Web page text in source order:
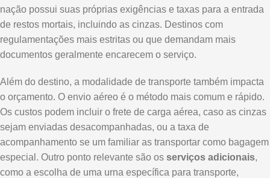
nação possui suas próprias exigências e taxas para a entrada
de restos mortais, incluindo as cinzas. Destinos com
regulamentações mais estritas ou que demandam mais
documentos geralmente encarecem o serviço.
Além do destino, a modalidade de transporte também impacta
o orçamento. O envio aéreo é o método mais comum e rápido.
Os custos podem incluir o frete de carga aérea, caso as cinzas
sejam enviadas desacompanhadas, ou a taxa de
acompanhamento se um familiar as transportar como bagagem
especial. Outro ponto relevante são os serviços adicionais,
como a escolha de uma urna específica para transporte,